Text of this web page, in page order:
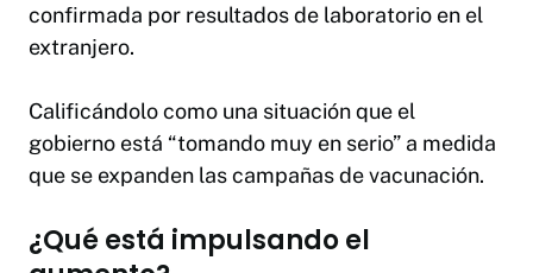
confirmada por resultados de laboratorio en el
extranjero.
Calificándolo como una situación que el
gobierno está “tomando muy en serio” a medida
que se expanden las campañas de vacunación.
¿Qué está impulsando el